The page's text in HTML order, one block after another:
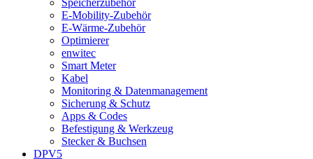
Speicherzubehör
E-Mobility-Zubehör
E-Wärme-Zubehör
Optimierer
enwitec
Smart Meter
Kabel
Monitoring & Datenmanagement
Sicherung & Schutz
Apps & Codes
Befestigung & Werkzeug
Stecker & Buchsen
DPV5